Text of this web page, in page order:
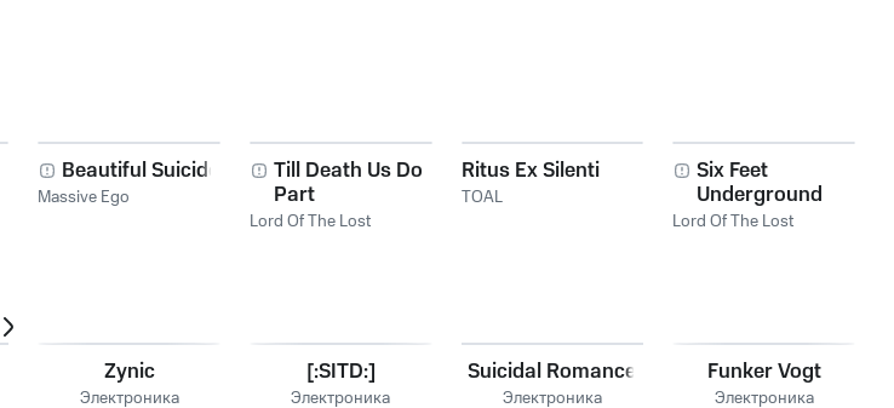
Beautiful Suicide
Massive Ego
Till Death Us Do
Part
Lord Of The Lost
Ritus Ex Silenti
TOAL
Six Feet
Underground
Lord Of The Lost
Zynic
Электроника
[:SITD:]
Электроника
Suicidal Romance
Электроника
Funker Vogt
Электроника